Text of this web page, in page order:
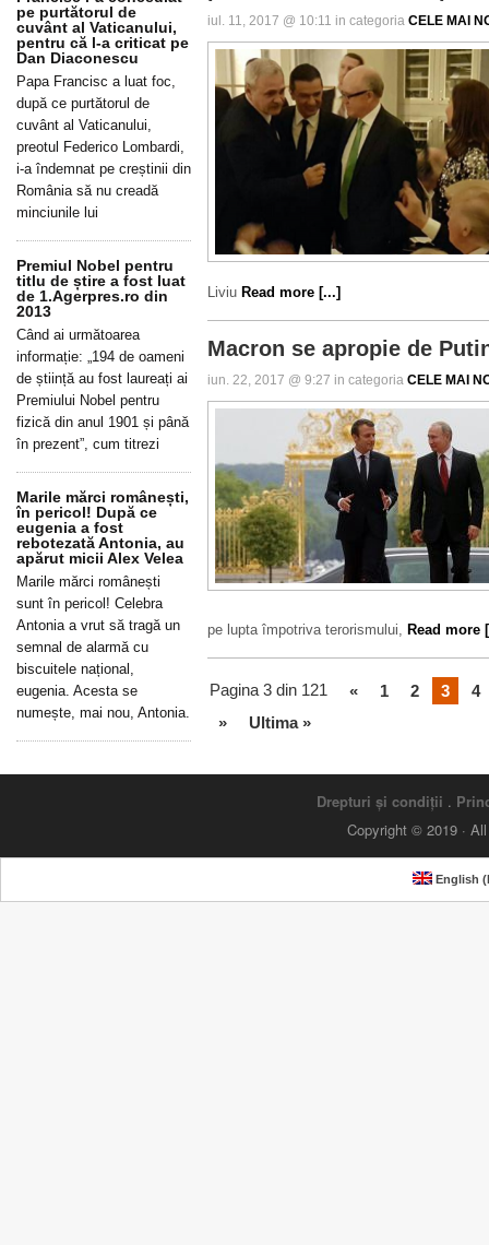
iul. 11, 2017 @ 10:11 in categoria CELE MAI
Liviu Read more [...]
Macron se apropie de
iun. 22, 2017 @ 9:27 in categoria CELE MAI
pe lupta împotriva terorismului, Read more
Pagina 3 din 121 « 1 2 3
4
»
Ultima »
pe purtătorul de
cuvânt al Vaticanului,
pentru că l-a criticat pe
Dan Diaconescu
Papa Francisc a luat foc,
după ce purtătorul de
cuvânt al Vaticanului,
preotul Federico Lombardi,
i-a îndemnat pe creștinii din
România să nu creadă
minciunile lui
Premiul Nobel pentru
titlu de știre a fost luat
de 1.Agerpres.ro din
2013
Când ai următoarea
informație: „194 de oameni
de știință au fost laureați ai
Premiului Nobel pentru
fizică din anul 1901 și până
în prezent”, cum titrezi
Marile mărci românești,
în pericol! După ce
eugenia a fost
rebotezată Antonia, au
apărut micii Alex Velea
Marile mărci românești
sunt în pericol! Celebra
Antonia a vrut să tragă un
semnal de alarmă cu
biscuitele național,
eugenia. Acesta se
numește, mai nou, Antonia.
Drepturi și condiții .
Copyright © 2019 ·
English (